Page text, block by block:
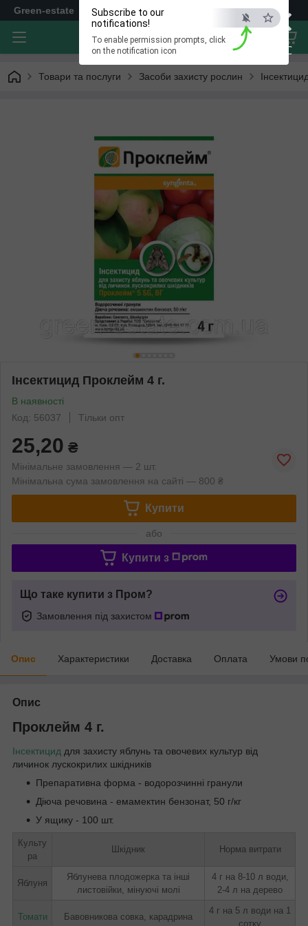
×
ESC
Subscribe to our
notifications!
To enable permission prompts, click
on the notification icon
Green-estate
Товари та послуги Засоби захисту рослин
Інсектицид Проклейм 4 г.
В наявності
Код: 56037
Тільки опт
25,20 ₴
Мінімальне замовлення — 2 шт.
Мінімальна сума замовлення на сайті — 800 ₴
Купити
або
Купити з
Що таке купити з Пром?
Замовлення під захистом
Опис Характеристики Доставка Оплата Умови
Опис
Проклейм 4 г.
Інсектицид для захисту яблунь та овочевих культур від
личинок лускокрилих шкідників
Препаративна форма - водорозчинні гранули
Діюча речовина - емамектин бензонат, 50 г/кг
У ящику - 100 шт.
Культу
ра
Шкідник Норма витрати
Яблуня
Яблунева плодожерка та інші
листовійки, мінуючі молі
4 г на 8-10 л води,
2-4 л на дерево
Томати Бавовникова совка, карадрина
4 г на 5 л води на 1
сотку